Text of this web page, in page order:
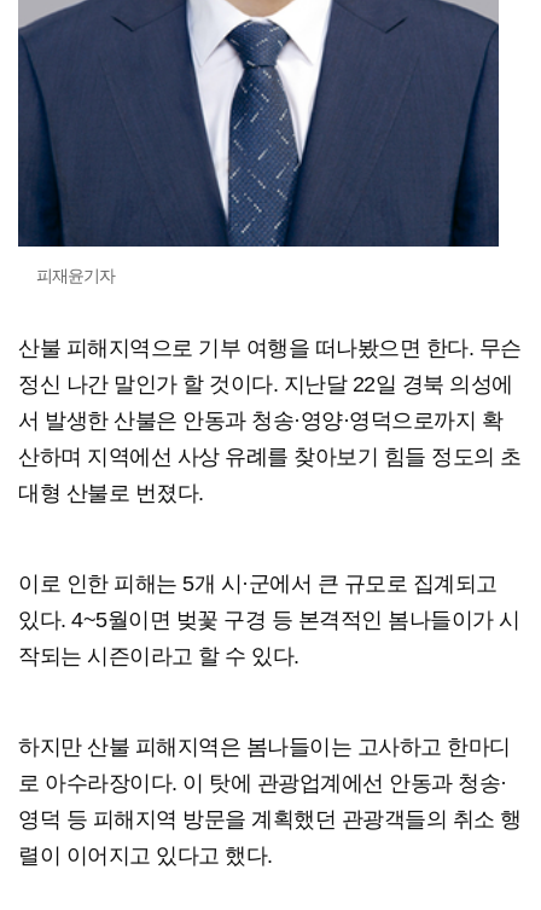
피재윤기자
산불 피해지역으로 기부 여행을 떠나봤으면 한다. 무슨
정신 나간 말인가 할 것이다. 지난달 22일 경북 의성에
서 발생한 산불은 안동과 청송·영양·영덕으로까지 확
산하며 지역에선 사상 유례를 찾아보기 힘들 정도의 초
대형 산불로 번졌다.
이로 인한 피해는 5개 시·군에서 큰 규모로 집계되고
있다. 4~5월이면 벚꽃 구경 등 본격적인 봄나들이가 시
작되는 시즌이라고 할 수 있다.
하지만 산불 피해지역은 봄나들이는 고사하고 한마디
로 아수라장이다. 이 탓에 관광업계에선 안동과 청송·
영덕 등 피해지역 방문을 계획했던 관광객들의 취소 행
렬이 이어지고 있다고 했다.